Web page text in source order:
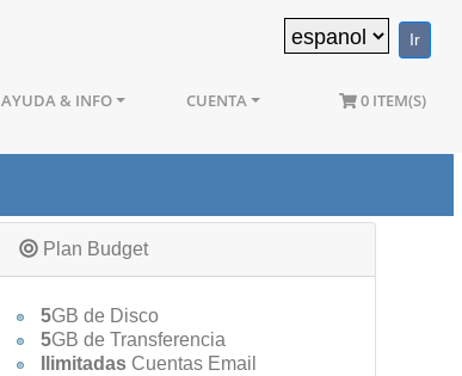
AYUDA & INFO CUENTA 0 ITEM(S)
Plan Budget
5GB de Disco
5GB de Transferencia
Ilimitadas Cuentas Email